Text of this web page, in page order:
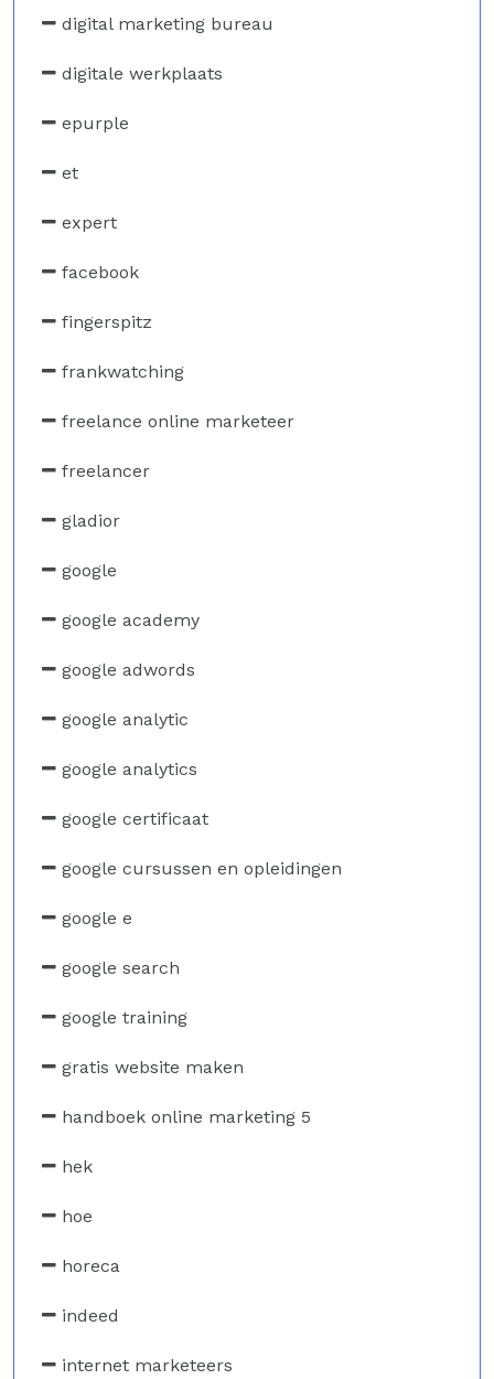
digital marketing bureau
digitale werkplaats
epurple
et
expert
facebook
fingerspitz
frankwatching
freelance online marketeer
freelancer
gladior
google
google academy
google adwords
google analytic
google analytics
google certificaat
google cursussen en opleidingen
google e
google search
google training
gratis website maken
handboek online marketing 5
hek
hoe
horeca
indeed
internet marketeers